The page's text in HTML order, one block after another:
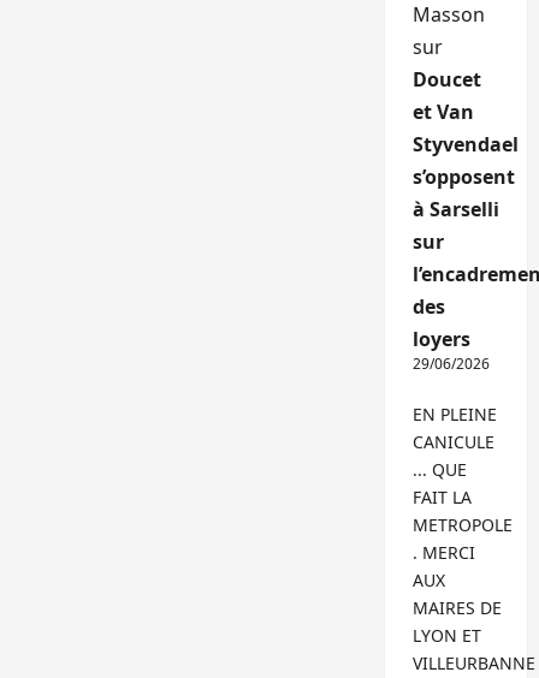
Masson
sur
Doucet
et Van
Styvendael
s’opposent
à Sarselli
sur
des
loyers
29/06/2026
EN PLEINE
CANICULE
... QUE
FAIT LA
METROPOLE
. MERCI
AUX
MAIRES DE
LYON ET
VILLEURBANNE